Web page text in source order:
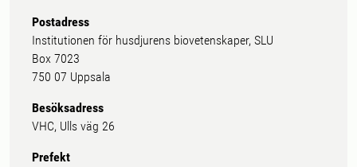
Postadress
Institutionen för husdjurens biovetenskaper, SLU
Box 7023
750 07 Uppsala
Besöksadress
VHC, Ulls väg 26
Prefekt